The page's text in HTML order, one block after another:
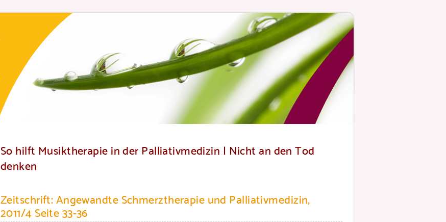
So hilft Musiktherapie in der Palliativmedizin | Nicht an den Tod
denken
Zeitschrift: Angewandte Schmerztherapie und Palliativmedizin,
2011/4 Seite 33-36